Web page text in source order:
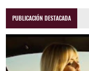
PUBLICACIÓN DESTACADA